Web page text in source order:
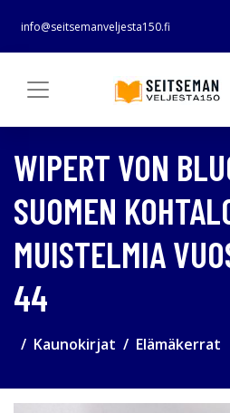
info@seitsemanveljesta150.fi
WIPERT VON
SUOMEN
MUISTELMIA
44
Kaunokirjat Elämäkerrat